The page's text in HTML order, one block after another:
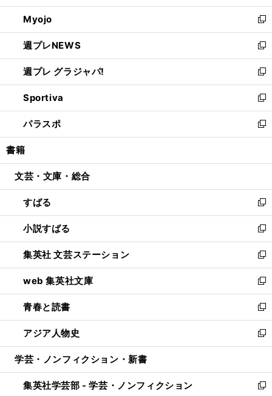
開
く
ウ
で
開
く
ン
ド
ウ
で
開
く
ウ
ィ
ン
ド
ウ
で
開
く
Myojo
新
し
い
ウ
ィ
ン
ド
ウ
で
開
週プレNEWS
新
し
い
ウ
ィ
ン
ド
ウ
開
週プレ グラジャパ!
新
し
い
ウ
ィ
ン
ウ
開
く
Sportiva
新
し
い
ウ
ン
ウ
で
開
く
パラスポ
新
し
ウ
ン
ド
ウ
で
開
く
書籍
文芸・文庫・総合
すばる
新
し
い
ウ
ィ
ン
ド
ウ
で
開
く
小説すばる
新
し
い
ウ
ィ
ン
ド
ウ
で
開
集英社 文芸ステーション
新
し
い
ウ
ィ
ン
ド
ウ
開
く
web 集英社文庫
新
し
い
ウ
ィ
ン
ウ
で
青春と読書
新
し
い
ウ
ン
ド
アジア人物史
新
し
ウ
ィ
学芸・ノンフィクション・新書
集英社学芸部 - 学芸・ノンフィクション
新